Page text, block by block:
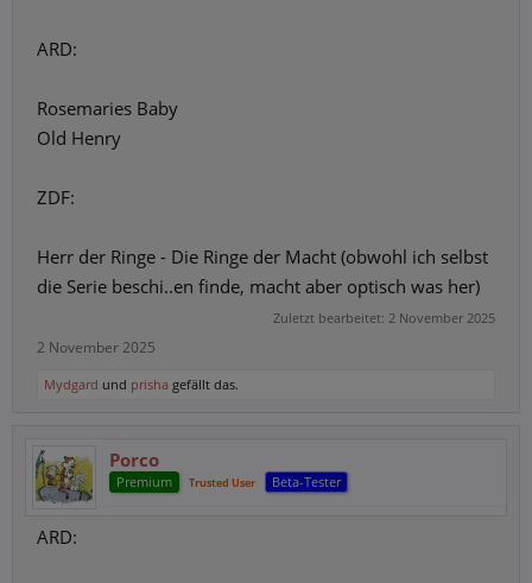
ARD:
Rosemaries Baby
Old Henry
ZDF:
Herr der Ringe - Die Ringe der Macht (obwohl ich selbst
die Serie beschi..en finde, macht aber optisch was her)
Zuletzt bearbeitet: 2 November 2025
2 November 2025
Mydgard und prisha gefällt das.
Porco
Premium Trusted User Beta-Tester
ARD: